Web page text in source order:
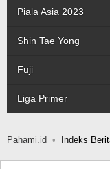
Piala Asia 2023
Shin Tae Yong
Fuji
Liga Primer
Pahami.id Indeks